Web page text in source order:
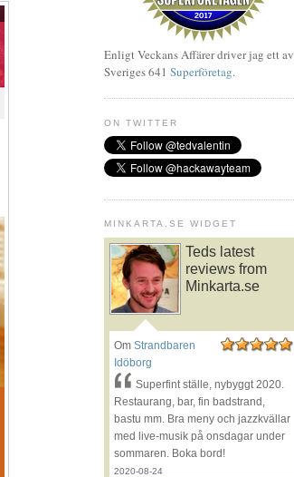
Enligt Veckans Affärer driver jag ett av
Sveriges 641 Superföretag.
ON TWITTER
MINKARTA.SE WIDGET
Teds latest
reviews from
Minkarta.se
Om Strandbaren
Idöborg
Superfint ställe, nybyggt 2020.
Restaurang, bar, fin badstrand,
bastu mm. Bra meny och jazzkvällar
med live-musik på onsdagar under
sommaren. Boka bord!
2020-08-24